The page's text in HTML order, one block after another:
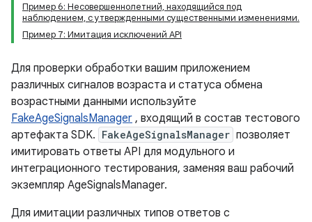
Пример 6: Несовершеннолетний, находящийся под
наблюдением, с утвержденными существенными изменениями.
Пример 7: Имитация исключений API
Для проверки обработки вашим приложением
различных сигналов возраста и статуса обмена
возрастными данными используйте
FakeAgeSignalsManager , входящий в состав тестового
артефакта SDK. FakeAgeSignalsManager позволяет
имитировать ответы API для модульного и
интеграционного тестирования, заменяя ваш рабочий
экземпляр AgeSignalsManager.
Для имитации различных типов ответов с